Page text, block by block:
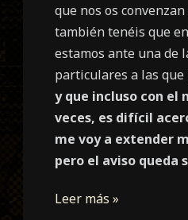
que nos os
también tenéis que
estamos ante una de
particulares a las
y que incluso con el
veces, es difícil
me voy a extender
pero el aviso queda
Leer más »